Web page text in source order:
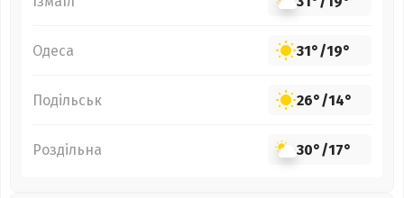
Одеса 31°/19°
Подільськ 26°/14°
Роздільна 30°/17°